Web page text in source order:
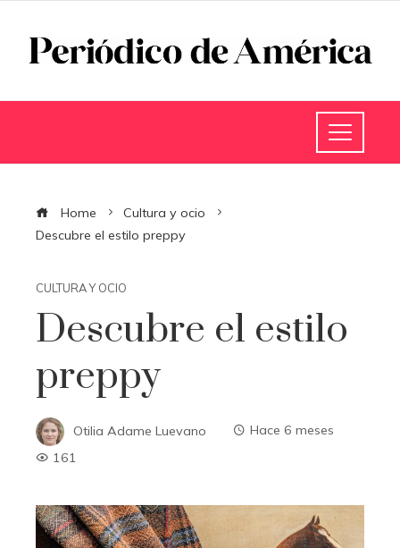
Home
Cultura y ocio
Descubre el estilo preppy
CULTURA Y OCIO
Descubre el estilo
preppy
Otilia Adame Luevano
Hace 6 meses
161